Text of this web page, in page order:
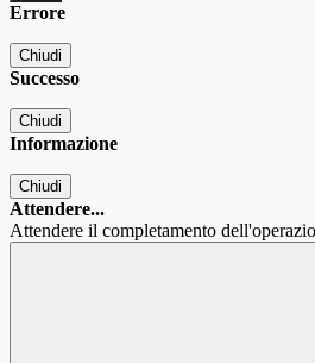
Errore
Chiudi
Successo
Chiudi
Informazione
Chiudi
Attendere...
Attendere il completamento